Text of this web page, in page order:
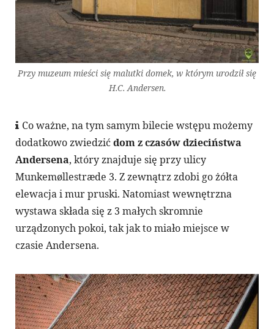
Przy muzeum mieści się malutki domek, w którym urodził się
H.C. Andersen.
Co ważne, na tym samym bilecie wstępu możemy
dodatkowo zwiedzićdom z czasów dzieciństwa
Andersena, który znajduje się przy ulicy
Munkemøllestræde 3. Z zewnątrz zdobi go żółta
elewacja i mur pruski. Natomiast wewnętrzna
wystawa składa się z 3 małych skromnie
urządzonych pokoi, tak jak to miało miejsce w
czasie Andersena.